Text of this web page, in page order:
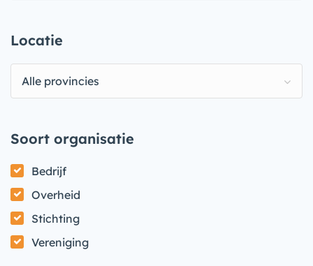
Locatie
Alle provincies
Soort organisatie
Bedrijf
Overheid
Stichting
Vereniging